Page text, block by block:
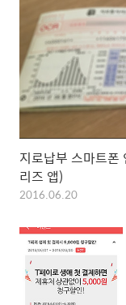
지로납부 스마트폰
리즈 앱)
2016.06.20